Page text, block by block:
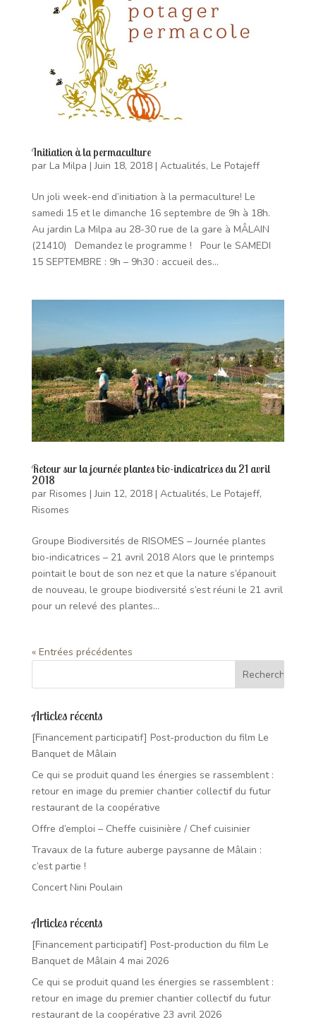
Initiation à la permaculture
par La Milpa |Juin 18, 2018| Actualités, Le Potajeff
Un joli week-end d’initiation à la permaculture! Le
samedi 15 et le dimanche 16 septembre de 9h à 18h.
Au jardin La Milpa au 28-30 rue de la gare à MÂLAIN
(21410) Demandez le programme ! Pour le SAMEDI
15 SEPTEMBRE : 9h – 9h30 : accueil des...
Retour sur la journée plantes bio-indicatrices du 21 avril
2018
par Risomes |Juin 12, 2018| Actualités, Le Potajeff,
Risomes
Groupe Biodiversités de RISOMES – Journée plantes
bio-indicatrices – 21 avril 2018 Alors que le printemps
pointait le bout de son nez et que la nature s’épanouit
de nouveau, le groupe biodiversité s’est réuni le 21 avril
pour un relevé des plantes...
« Entrées précédentes
Articles récents
[Financement participatif] Post-production du film Le
Banquet de Mâlain
Ce qui se produit quand les énergies se rassemblent :
retour en image du premier chantier collectif du futur
restaurant de la coopérative
Offre d’emploi – Cheffe cuisinière / Chef cuisinier
Travaux de la future auberge paysanne de Mâlain :
c’est partie !
Concert Nini Poulain
Articles récents
[Financement participatif] Post-production du film Le
Banquet de Mâlain 4 mai 2026
Ce qui se produit quand les énergies se rassemblent :
retour en image du premier chantier collectif du futur
restaurant de la coopérative 23 avril 2026